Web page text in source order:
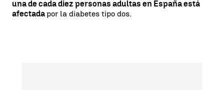
una de cada diez personas adultas en España está
afectadapor la diabetes tipo dos.